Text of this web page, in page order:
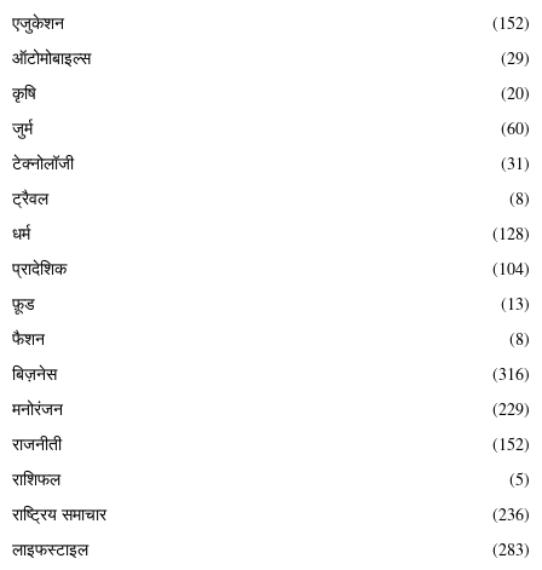
एजुकेशन
(152)
ऑटोमोबाइल्स
(29)
कृषि
(20)
जुर्म
(60)
टेक्नोलॉजी
(31)
ट्रैवल
(8)
धर्म
(128)
प्रादेशिक
(104)
फ़ूड
(13)
फैशन
(8)
बिज़नेस
(316)
मनोरंजन
(229)
राजनीती
(152)
राशिफल
(5)
राष्ट्रिय समाचार
(236)
लाइफस्टाइल
(283)